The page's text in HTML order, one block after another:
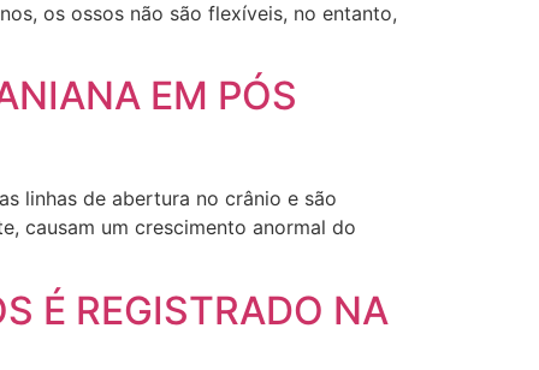
os ossos não são flexíveis, no entanto,
EM PÓS
linhas de abertura no crânio e são
causam um crescimento anormal do
É REGISTRADO NA